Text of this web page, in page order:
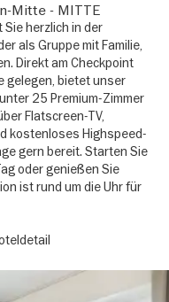
Mitte - MITTE
herzlich in der
als Gruppe mit Familie,
Direkt am Checkpoint
gelegen, bietet unser
25 Premium-Zimmer
Flatscreen-TV,
kostenloses Highspeed-
gern bereit. Starten Sie
oder genießen Sie
ist rund um die Uhr für